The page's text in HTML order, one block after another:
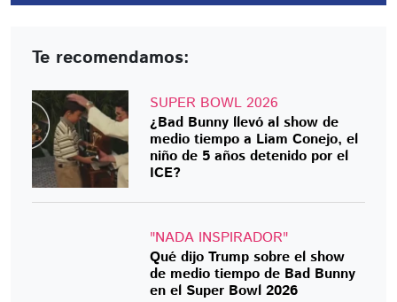
Te recomendamos:
SUPER BOWL 2026
¿Bad Bunny llevó al show de
medio tiempo a Liam Conejo, el
niño de 5 años detenido por el
ICE?
"NADA INSPIRADOR"
Qué dijo Trump sobre el show
de medio tiempo de Bad Bunny
en el Super Bowl 2026